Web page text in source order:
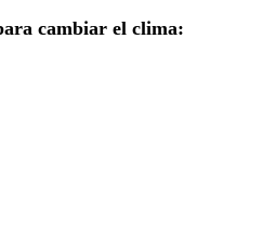
cambiar el clima: